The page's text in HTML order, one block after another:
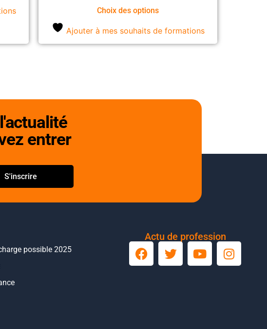
Choix des options
Ajouter à mes souhaits de formations
entrer
S'inscrire
possible 2025
Actu de profession